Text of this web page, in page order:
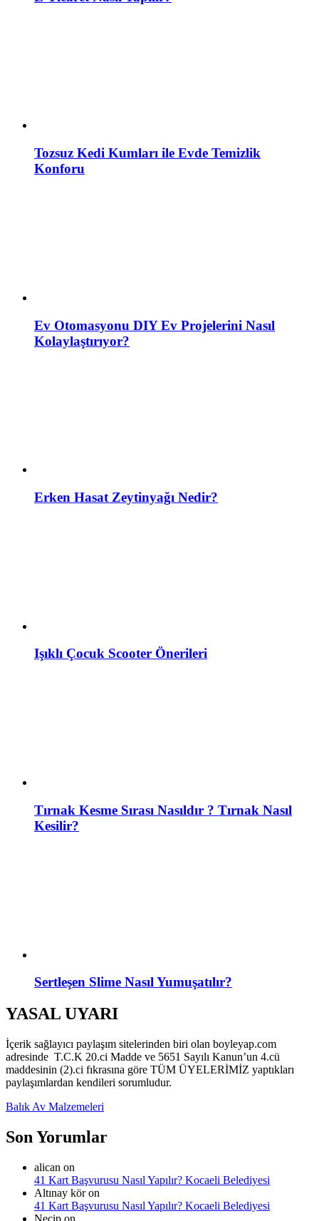
Tozsuz Kedi Kumları ile Evde Temizlik
Konforu
Ev Otomasyonu DIY Ev Projelerini Nasıl
Kolaylaştırıyor?
Erken Hasat Zeytinyağı Nedir?
Işıklı Çocuk Scooter Önerileri
Tırnak Kesme Sırası Nasıldır ? Tırnak Nasıl
Kesilir?
Sertleşen Slime Nasıl Yumuşatılır?
YASAL UYARI
İçerik sağlayıcı paylaşım sitelerinden biri olan boyleyap.com
adresinde T.C.K 20.ci Madde ve 5651 Sayılı Kanun’un 4.cü
maddesinin (2).ci fıkrasına göre TÜM ÜYELERİMİZ yaptıkları
paylaşımlardan kendileri sorumludur.
Balık Av Malzemeleri
Son Yorumlar
alican on
41 Kart Başvurusu Nasıl Yapılır? Kocaeli Belediyesi
Altınay köron
41 Kart Başvurusu Nasıl Yapılır? Kocaeli Belediyesi
Necip on